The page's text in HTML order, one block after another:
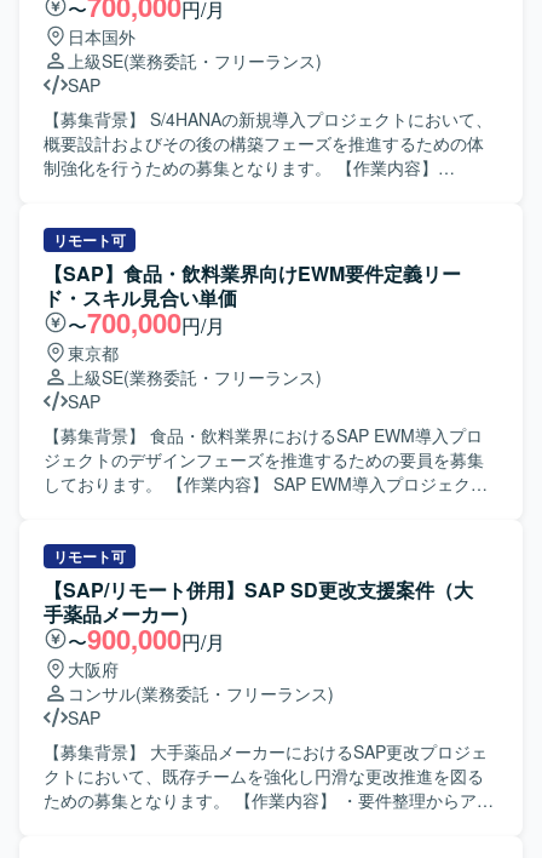
〜 円/月
日本国外
上級SE(業務委託・フリーランス)
SAP
【募集背景】 S/4HANAの新規導入プロジェクトにおいて、
概要設計およびその後の構築フェーズを推進するための体
制強化を行うための募集となります。 【作業内容】
性検討を実施していただきます。構築フェーズでは、設計
内容に基づく設定・構築作業や関連ドキュメントの作成、
テストに向けた準備などを担当していただきます。また、
プロジェクトメンバーとのコミュニケーションを通じて、
課題整理や改善提案なども行っていただきます。 【求める
人物像】 S/4HANAやSAPに関する知見を活かしながら、自
ら主体的に設計内容をまとめていける方を求めています。
関係者と円滑にコミュニケーションを取り、スケジュール
を意識して計画的に作業を進めていただける方にマッチす
る環境です。 【ポジションの魅力】 S/4HANAの新規導入プ
ロジェクトにおいて、概要設計から構築フェーズまで一貫
わる環境のため、SAP全体の知見を深められる点も魅力と
なります。 【開発環境】 S/4HANAを中心としたSAP環境上
での設計および構築作業を行います。設計ドキュメントや
各種成果物はプロジェクト標準のテンプレートやツールを
用いて作成していただきます。
リモート可
【SAP】食品・飲料業界向けEWM要件定義リー
ド・スキル見合い単価
〜700,000円/月
東京都
上級SE(業務委託・フリーランス)
SAP
【募集背景】 食品・飲料業界におけるSAP EWM導入プロ
ジェクトのデザインフェーズを推進するための要員を募集
しております。 【作業内容】 SAP EWM導入プロジェクト
要件の整理、EWM機能とのフィット＆ギャップ整理、コン
フィグ設定方針の検討、アドオンが必要な箇所の設計方針
立案などを行っていただきます。また、関係者との要件定
義セッションを主導し、合意形成や成果物のとりまとめを
行っていただきます。 【求める人物像】 複数のステークホ
ルダーと円滑にコミュニケーションを取りながら、主体的
に要件定義をリードしていただける方を求めております。
グローバルメンバーとの協働に前向きで、ドキュメント作
成や議論のファシリテーションを丁寧に進められる方が望
ましいです。 【ポジションの魅力】 食品・飲料業界におけ
るEWM導入の上流工程に深く関わることができ、S/4 EWM
リモート可
【SAP/リモート併用】SAP SD更改支援案件（大
手薬品メーカー）
〜900,000円/月
大阪府
コンサル(業務委託・フリーランス)
SAP
【募集背景】 大手薬品メーカーにおけるSAP更改プロジェ
クトにおいて、既存チームを強化し円滑な更改推進を図る
ための募集となります。 【作業内容】 ・要件整理からアー